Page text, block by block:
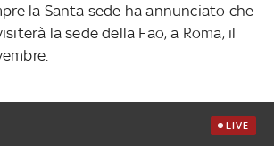
la Santa sede ha annunciato che
la sede della Fao, a Roma, il
LIVE